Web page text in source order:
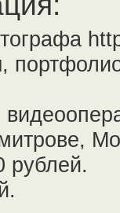
рублей.